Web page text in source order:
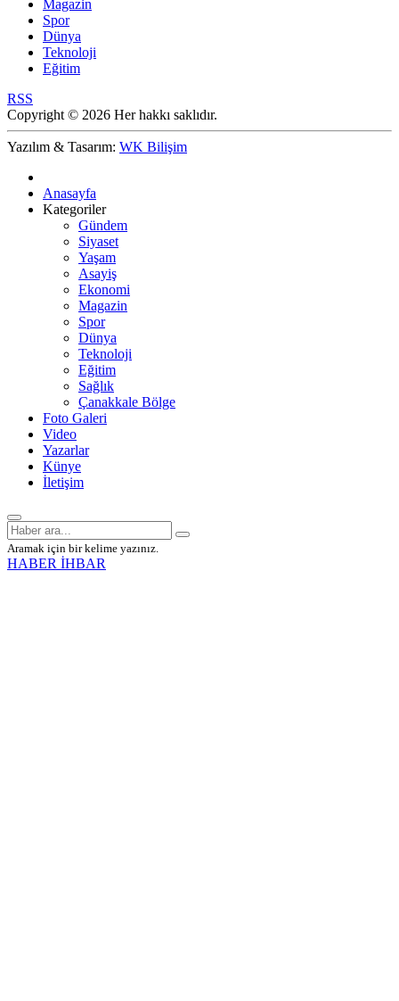
Magazin
Spor
Dünya
Teknoloji
Eğitim
RSS
Copyright © 2026 Her hakkı saklıdır.
Yazılım & Tasarım: WK Bilişim
Anasayfa
Kategoriler
Gündem
Siyaset
Yaşam
Asayiş
Ekonomi
Magazin
Spor
Dünya
Teknoloji
Eğitim
Sağlık
Çanakkale Bölge
Foto Galeri
Video
Yazarlar
Künye
İletişim
Aramak için bir kelime yazınız.
HABER İHBAR